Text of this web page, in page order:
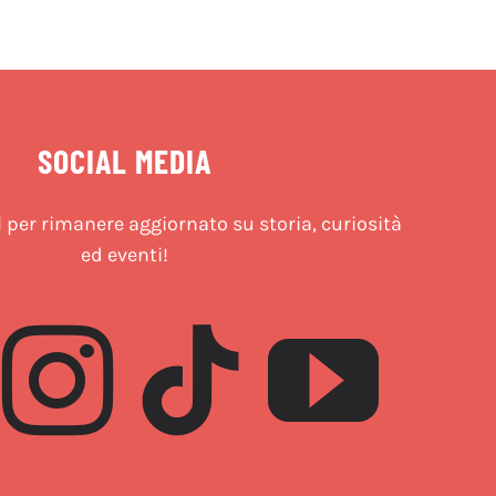
SOCIAL MEDIA
per rimanere aggiornato su storia, curiosità
ed eventi!